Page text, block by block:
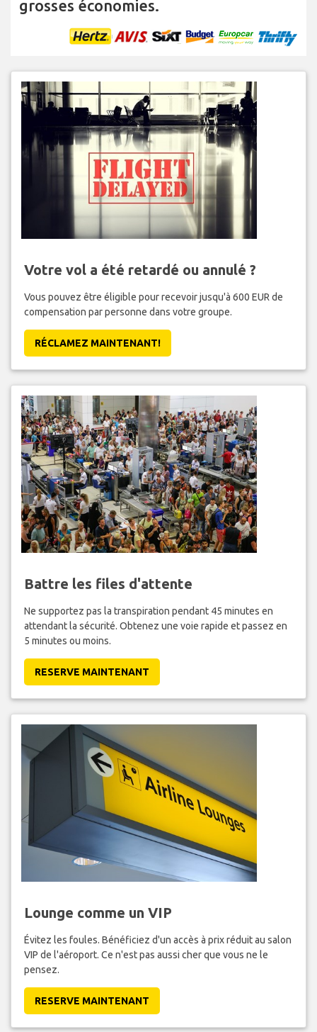
grosses économies.
Votre vol a été retardé ou annulé ?
Vous pouvez être éligible pour recevoir jusqu'à 600 EUR de
compensation par personne dans votre groupe.
RÉCLAMEZ MAINTENANT!
Battre les files d'attente
Ne supportez pas la transpiration pendant 45 minutes en
attendant la sécurité. Obtenez une voie rapide et passez en
5 minutes ou moins.
RESERVE MAINTENANT
Lounge comme un VIP
Évitez les foules. Bénéficiez d'un accès à prix réduit au salon
VIP de l'aéroport. Ce n'est pas aussi cher que vous ne le
pensez.
RESERVE MAINTENANT